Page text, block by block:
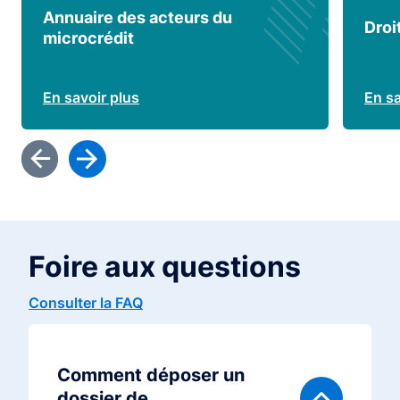
Annuaire des acteurs du
microcrédit
En savoir plus En
Foire aux questions
Consulter la FAQ
Comment déposer un